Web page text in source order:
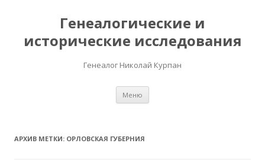
Генеалогические и
исторические исследования
Генеалог Николай Курпан
Меню
АРХИВ МЕТКИ: ОРЛОВСКАЯ ГУБЕРНИЯ